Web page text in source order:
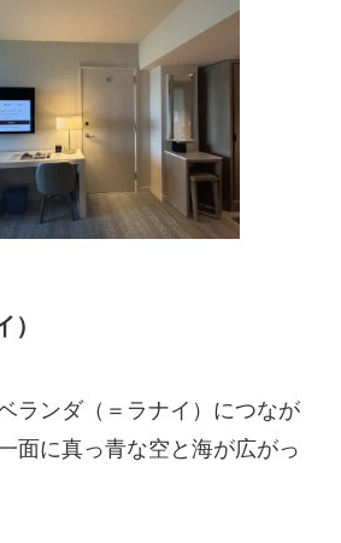
ランダ（＝ラナイ）につなが
面に真っ青な空と海が広がっ